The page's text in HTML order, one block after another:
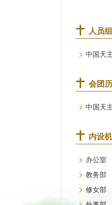
人员
> 中国天
会团
> 中国天
内设
> 办公室
> 教务部
> 修女部